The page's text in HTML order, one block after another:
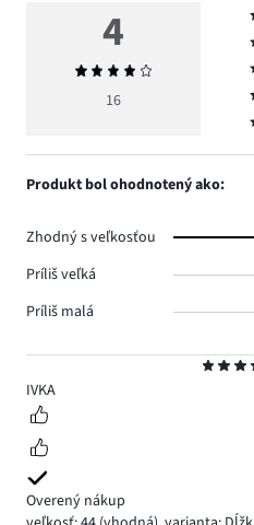
5
IVKA
Overený nákup
4
Priemerné
hodnotenie
16
Produkt bol ohodnotený ako:
Zhodný s veľkosťou
Príliš veľká
Príliš malá